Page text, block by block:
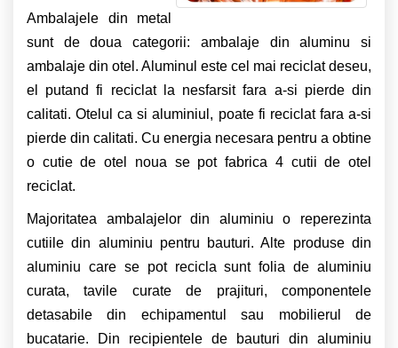
Ambalajele din metal
sunt de doua categorii: ambalaje din aluminu si
ambalaje din otel. Aluminul este cel mai reciclat deseu,
el putand fi reciclat la nesfarsit fara a-si pierde din
calitati. Otelul ca si aluminiul, poate fi reciclat fara a-si
pierde din calitati. Cu energia necesara pentru a obtine
o cutie de otel noua se pot fabrica 4 cutii de otel
reciclat.
Majoritatea ambalajelor din aluminiu o reperezinta
cutiile din aluminiu pentru bauturi. Alte produse din
aluminiu care se pot recicla sunt folia de aluminiu
curata, tavile curate de prajituri, componentele
detasabile din echipamentul sau mobilierul de
bucatarie. Din recipientele de bauturi din aluminiu